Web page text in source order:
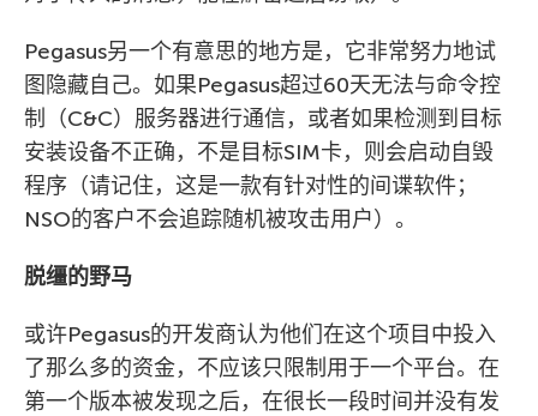
Pegasus另一个有意思的地方是，它非常努力地试
图隐藏自己。如果Pegasus超过60天无法与命令控
制（C&C）服务器进行通信，或者如果检测到目标
安装设备不正确，不是目标SIM卡，则会启动自毁
程序（请记住，这是一款有针对性的间谍软件；
NSO的客户不会追踪随机被攻击用户）。
脱缰的野马
或许Pegasus的开发商认为他们在这个项目中投入
了那么多的资金，不应该只限制用于一个平台。在
第一个版本被发现之后，在很长一段时间并没有发